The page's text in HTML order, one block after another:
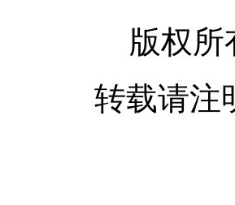
版权所
转载请注